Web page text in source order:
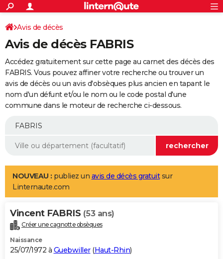
ACTUALITÉS
Politique
Société
Faits Divers
Education
Monde
Villes
+
SPORT
Coupe du monde 2026
Football
Tennis
Cyclisme
Rugby
Forum
Programme TV
TNT
Streaming
Cinéma
Sorties cinéma
Musique
+
FINANCE
Retraite
Epargne
Immobilier
Risques naturels par ville
Banque
Assurance
AUTO
Essais
Réserver un essai
Citadines
Berlines
SUV
Forum auto
+
Mobiles
Meilleur smartphone
Internet
Ordinateurs
Jeux vidéo
Guide high-tech
Aménagement intérieur
LIFESTYLE
Art de vivre
Bien-être
Loisirs
Mode
Modes de vie
Alimentation
Guide de la santé
Maladies
Médicaments
Sommeil
VOYAGE
Destinations
City break
Voyage nature
Voyage de noces
Forum
Climat
+PHOTO
GUIDES D'ACHAT
Avis de décès
Avis de décès FABRIS
Accédez gratuitement sur cette page au carnet des décès des
FABRIS. Vous pouvez affiner votre recherche ou trouver un
avis de décès ou un avis d'obsèques plus ancien en tapant le
nom d'un défunt et/ou le nom ou le code postal d'une
commune dans le moteur de recherche ci-dessous.
NOUVEAU : publiez un avis de décès gratuitsur
Linternaute.com
Vincent FABRIS (53 ans)
Créer une cagnotte obsèques
Naissance
25/07/1972 à Guebwiller(Haut-Rhin)